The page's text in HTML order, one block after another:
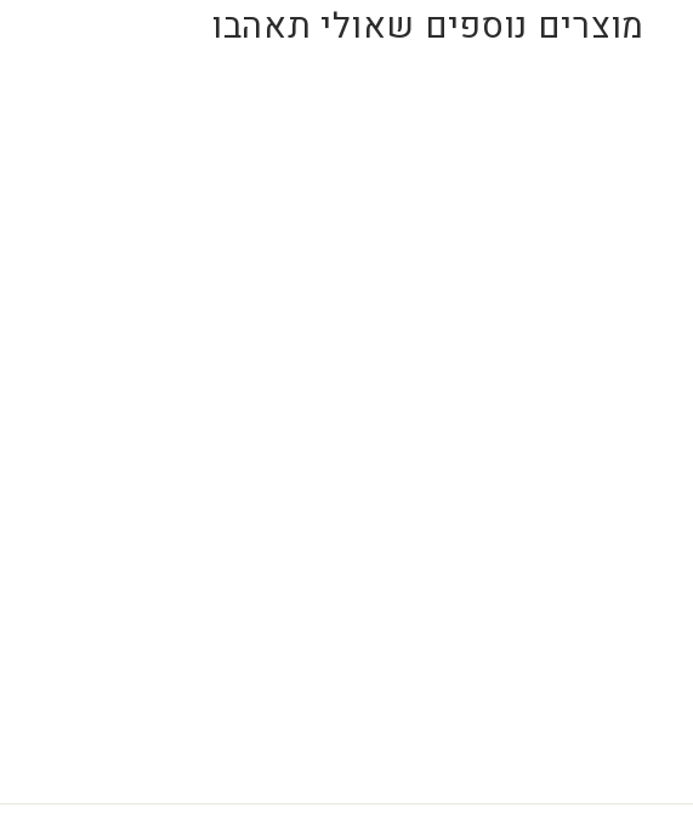
מוצרים נוספים שאולי תאהבו